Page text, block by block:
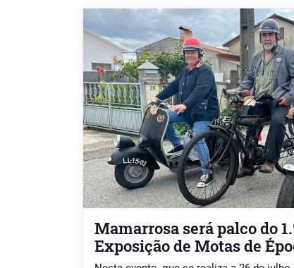
Mamarrosa será palco do
Exposição de Motas de